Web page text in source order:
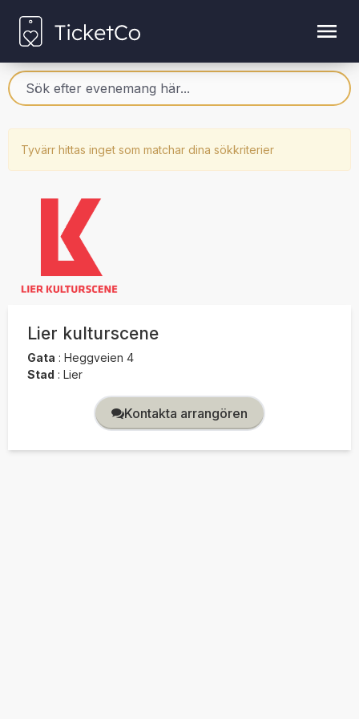
Tyvärr hittas inget som matchar dina sökkriterier
Lier kulturscene
Gata : Heggveien 4
Stad : Lier
Kontakta arrangören